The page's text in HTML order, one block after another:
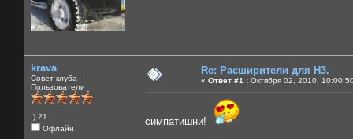
krava
Совет клуба
Пользователи
:) 21
Офлайн
Re: Расширители для Н3.
« Ответ #1 : Октября 02, 2010,
симпатишни!